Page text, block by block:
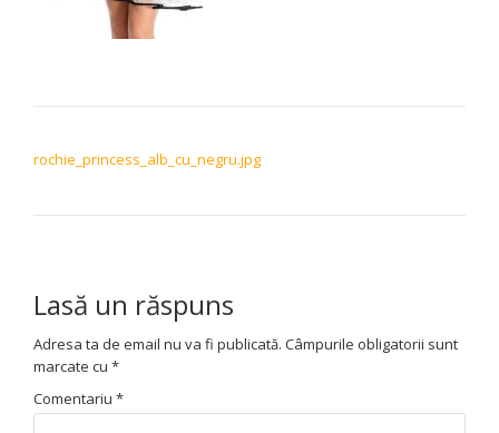
rochie_princess_alb_cu_negru.jpg
Lasă un răspuns
Adresa ta de email nu va fi publicată. Câmpurile obligatorii sunt
marcate cu *
Comentariu *